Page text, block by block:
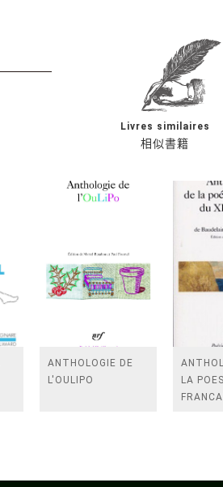
相似書籍
Livres similaires
ANTHOLOGIE DE
L'OULIPO
LA